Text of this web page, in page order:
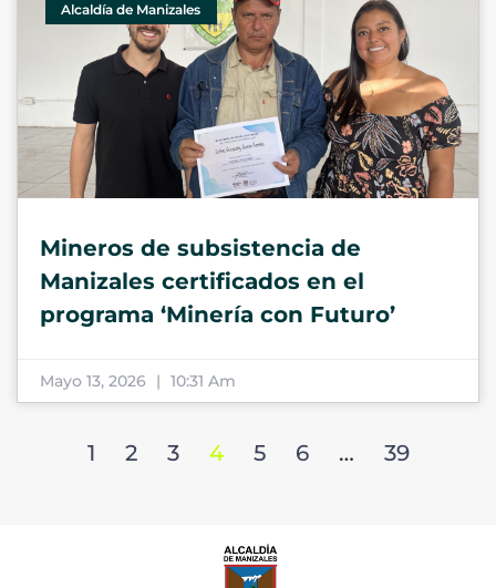
Alcaldía de Manizales
Mineros de subsistencia de
Manizales certificados en el
programa ‘Minería con Futuro’
Mayo 13, 2026 10:31 Am
1 2 3 4 5 6 … 39